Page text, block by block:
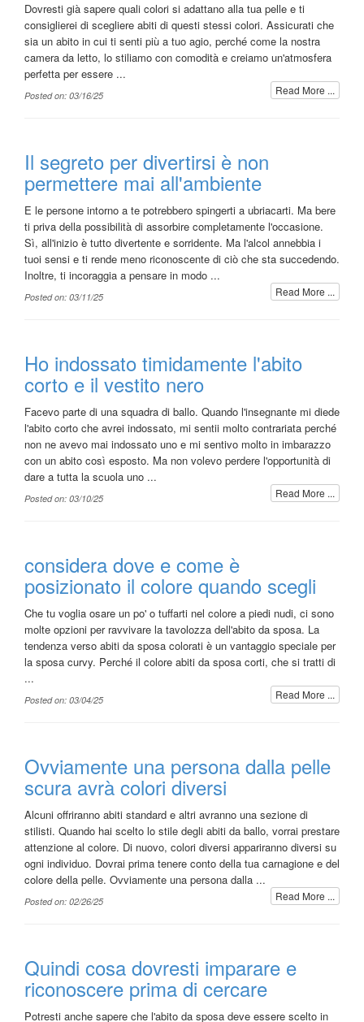
Dovresti già sapere quali colori si adattano alla tua pelle e ti
consiglierei di scegliere abiti di questi stessi colori. Assicurati che
sia un abito in cui ti senti più a tuo agio, perché come la nostra
camera da letto, lo stiliamo con comodità e creiamo un'atmosfera
perfetta per essere ...
Read More ...
Posted on: 03/16/25
Il segreto per divertirsi è non
permettere mai all'ambiente
E le persone intorno a te potrebbero spingerti a ubriacarti. Ma bere
ti priva della possibilità di assorbire completamente l'occasione.
Sì, all'inizio è tutto divertente e sorridente. Ma l'alcol annebbia i
tuoi sensi e ti rende meno riconoscente di ciò che sta succedendo.
Inoltre, ti incoraggia a pensare in modo ...
Read More ...
Posted on: 03/11/25
Ho indossato timidamente l'abito
corto e il vestito nero
Facevo parte di una squadra di ballo. Quando l'insegnante mi diede
l'abito corto che avrei indossato, mi sentii molto contrariata perché
non ne avevo mai indossato uno e mi sentivo molto in imbarazzo
con un abito così esposto. Ma non volevo perdere l'opportunità di
dare a tutta la scuola uno ...
Read More ...
Posted on: 03/10/25
considera dove e come è
posizionato il colore quando scegli
Che tu voglia osare un po' o tuffarti nel colore a piedi nudi, ci sono
molte opzioni per ravvivare la tavolozza dell'abito da sposa. La
tendenza verso abiti da sposa colorati è un vantaggio speciale per
la sposa curvy. Perché il colore abiti da sposa corti, che si tratti di
...
Read More ...
Posted on: 03/04/25
Ovviamente una persona dalla pelle
scura avrà colori diversi
Alcuni offriranno abiti standard e altri avranno una sezione di
stilisti. Quando hai scelto lo stile degli abiti da ballo, vorrai prestare
attenzione al colore. Di nuovo, colori diversi appariranno diversi su
ogni individuo. Dovrai prima tenere conto della tua carnagione e del
colore della pelle. Ovviamente una persona dalla ...
Read More ...
Posted on: 02/26/25
Quindi cosa dovresti imparare e
riconoscere prima di cercare
Potresti anche sapere che l'abito da sposa deve essere scelto in